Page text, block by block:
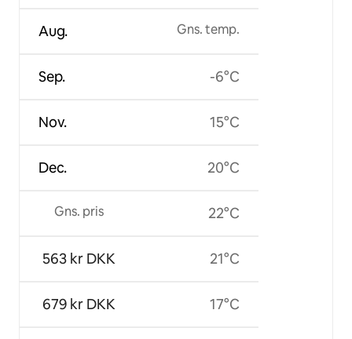
Aug.
Sep.
Nov.
Dec.
Gns. pris
563 kr DKK
679 kr DKK
Gns. temp.
-6°C
15°C
20°C
22°C
21°C
17°C